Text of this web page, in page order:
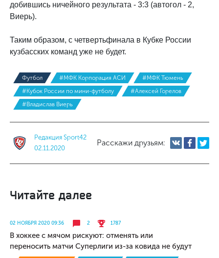
добившись ничейного результата - 3:3 (автогол - 2,
Виерь).
Таким образом, с четвертьфинала в Кубке России
кузбасских команд уже не будет.
Футбол #МФК Корпорация АСИ
#МФК Тюмень
#Кубок России по мини-футболу
#Алексей Горелов
#Владислав Виерь
Редакция Sport42
02.11.2020
Расскажи друзьям:
Читайте далее
02 НОЯБРЯ 2020 09:36 2 1787
В хоккее с мячом рискуют: отменять или
переносить матчи Суперлиги из-за ковида не будут